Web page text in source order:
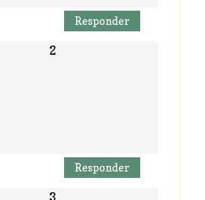
Responder
Responder